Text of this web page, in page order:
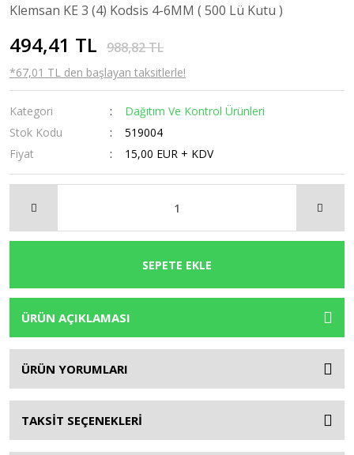
Klemsan KE 3 (4) Kodsis 4-6MM ( 500 Lü Kutu )
494,41 TL 988,82 TL
*67,01 TL den başlayan taksitlerle!
Kategori
Dağıtım Ve Kontrol Ürünleri
Stok Kodu
519004
Fiyat
15,00 EUR + KDV
SEPETE EKLE
ÜRÜN AÇIKLAMASI
ÜRÜN YORUMLARI
TAKSİT SEÇENEKLERİ